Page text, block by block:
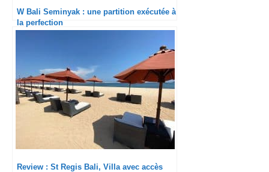
W Bali Seminyak : une partition exécutée à
la perfection
Review : St Regis Bali, Villa avec accès